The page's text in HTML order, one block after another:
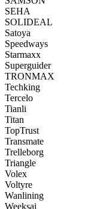
SEHA
SOLIDEAL
Satoya
Speedways
Starmaxx
Superguider
TRONMAX
Techking
Tercelo
Tianli
Titan
TopTrust
Transmate
Trelleborg
Triangle
Volex
Voltyre
Wanlining
Weeksai